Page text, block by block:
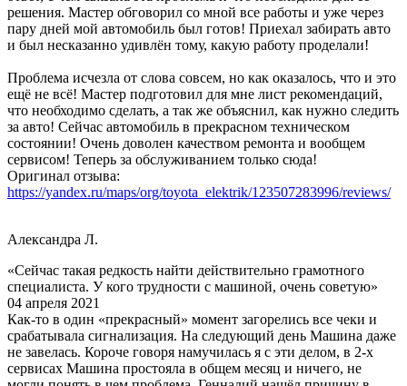
решения. Мастер обговорил со мной все работы и уже через
пару дней мой автомобиль был готов! Приехал забирать авто
и был несказанно удивлён тому, какую работу проделали!
Проблема исчезла от слова совсем, но как оказалось, что и это
ещё не всё! Мастер подготовил для мне лист рекомендаций,
что необходимо сделать, а так же объяснил, как нужно следить
за авто! Сейчас автомобиль в прекрасном техническом
состоянии! Очень доволен качеством ремонта и вообщем
сервисом! Теперь за обслуживанием только сюда!
Оригинал отзыва:
https://yandex.ru/maps/org/toyota_elektrik/123507283996/reviews/
Александра Л.
«Сейчас такая редкость найти действительно грамотного
специалиста. У кого трудности с машиной, очень советую»
04 апреля 2021
Как-то в один «прекрасный» момент загорелись все чеки и
срабатывала сигнализация. На следующий день Машина даже
не завелась. Короче говоря намучилась я с эти делом, в 2-х
сервисах Машина простояла в общем месяц и ничего, не